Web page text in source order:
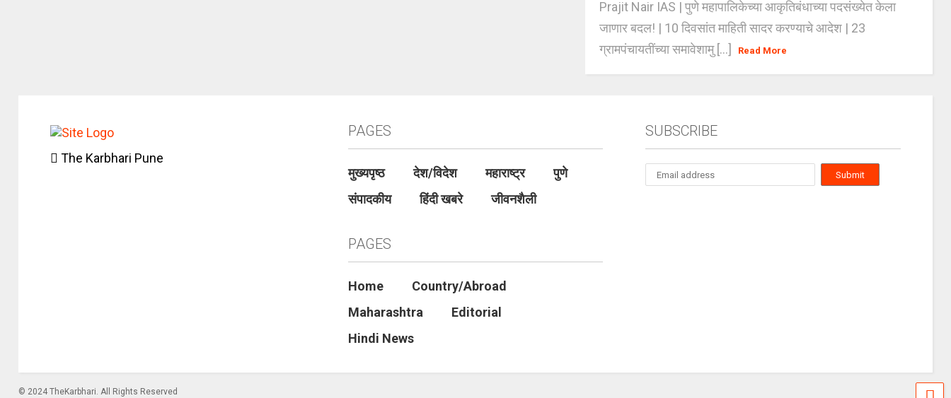
Prajit Nair IAS | पुणे महापालिकेच्या आकृतिबंधाच्या पदसंख्येत केला
जाणार बदल! | 10 दिवसांत माहिती सादर करण्याचे आदेश | 23
ग्रामपंचायतींच्या समावेशामु [...]
Read More
The Karbhari Pune
PAGES
मुख्यपृष्ठ देश/विदेश महाराष्ट्र
पुणे
संपादकीय
हिंदी खबरे जीवनशैली
PAGES
Home
Country/Abroad
Maharashtra
Editorial
Hindi News
SUBSCRIBE
© 2024 TheKarbhari. All Rights Reserved